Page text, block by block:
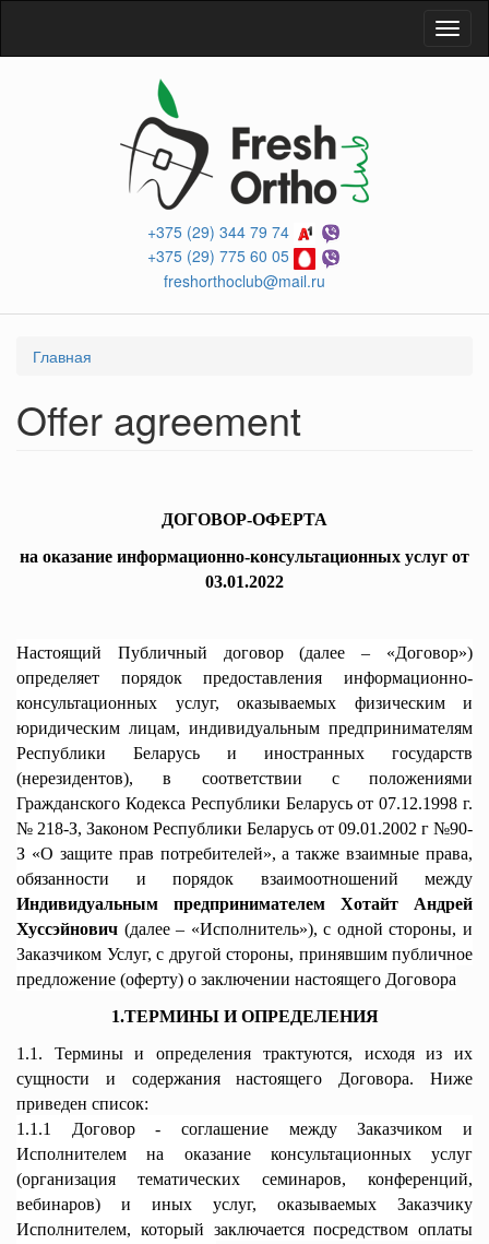
основному
+375 (29) 344 79 74
+375 (29) 775 60 05
freshorthoclub@mail.ru
Вы
Главная
Offer agreement
ДОГОВОР-ОФЕРТА
на оказание информационно-консультационных услуг от
03.01.2022
Настоящий Публичный договор (далее – «Договор»)
определяет порядок предоставления информационно-
консультационных услуг, оказываемых физическим и
юридическим лицам, индивидуальным предпринимателям
Республики Беларусь и иностранных государств
(нерезидентов), в соответствии с положениями
Гражданского Кодекса Республики Беларусь от 07.12.1998 г.
№ 218-З, Законом Республики Беларусь от 09.01.2002 г №90-
З «О защите прав потребителей», а также взаимные права,
обязанности и порядок взаимоотношений между
Индивидуальным предпринимателем Хотайт Андрей
Хуссэйнович (далее – «Исполнитель»), с одной стороны, и
Заказчиком Услуг, с другой стороны, принявшим публичное
предложение (оферту) о заключении настоящего Договора
1.ТЕРМИНЫ И ОПРЕДЕЛЕНИЯ
1.1. Термины и определения трактуются, исходя из их
сущности и содержания настоящего Договора. Ниже
приведен список:
1.1.1 Договор - соглашение между Заказчиком и
Исполнителем на оказание консультационных услуг
(организация тематических семинаров, конференций,
вебинаров) и иных услуг, оказываемых Заказчику
Исполнителем, который заключается посредством оплаты